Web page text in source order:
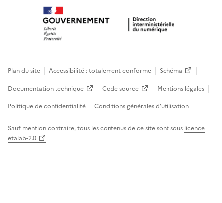
Plan du site Accessibilité : totalement conforme
Schéma
Documentation technique
Code source
Mentions légales
Politique de confidentialité
Conditions générales d’utilisation
Sauf mention contraire, tous les contenus de ce site sont sous licence
etalab-2.0